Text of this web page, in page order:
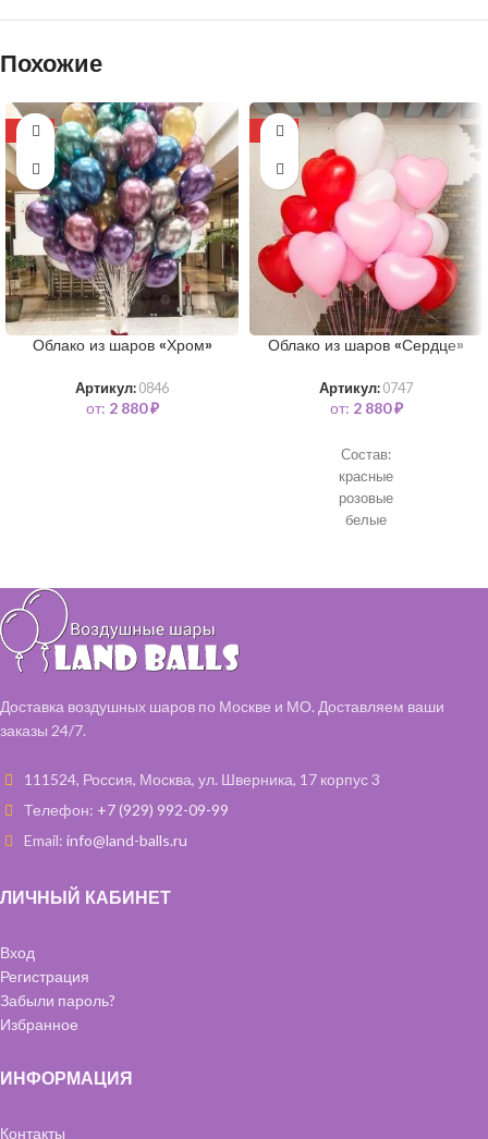
Похожие
-11%
Облако из шаров «Хром»
Артикул: 0846
от: 2 880₽
-16%
Облако из шаров «Сердце»
Артикул: 0747
от: 2 880₽
Состав:
красные
розовые
белые
Доставка воздушных шаров по Москве и МО. Доставляем ваши
заказы 24/7.
111524, Россия, Москва, ул. Шверника, 17 корпус 3
Телефон: +7 (929) 992-09-99
Email: info@land-balls.ru
ЛИЧНЫЙ КАБИНЕТ
Вход
Регистрация
Забыли пароль?
Избранное
ИНФОРМАЦИЯ
Контакты